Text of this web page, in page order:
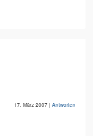
17. März 2007 | Antworten